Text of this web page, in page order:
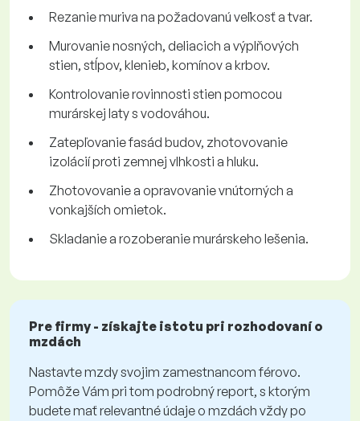
Rezanie muriva na požadovanú veľkosť a tvar.
Murovanie nosných, deliacich a výplňových
stien, stĺpov, klenieb, komínov a krbov.
Kontrolovanie rovinnosti stien pomocou
murárskej laty s vodováhou.
Zatepľovanie fasád budov, zhotovovanie
izolácií proti zemnej vlhkosti a hluku.
Zhotovovanie a opravovanie vnútorných a
vonkajších omietok.
Skladanie a rozoberanie murárskeho lešenia.
Pre firmy - získajte istotu pri rozhodovaní o
mzdách
Nastavte mzdy svojim zamestnancom férovo.
Pomôže Vám pri tom podrobný report, s ktorým
budete mať relevantné údaje o mzdách vždy po